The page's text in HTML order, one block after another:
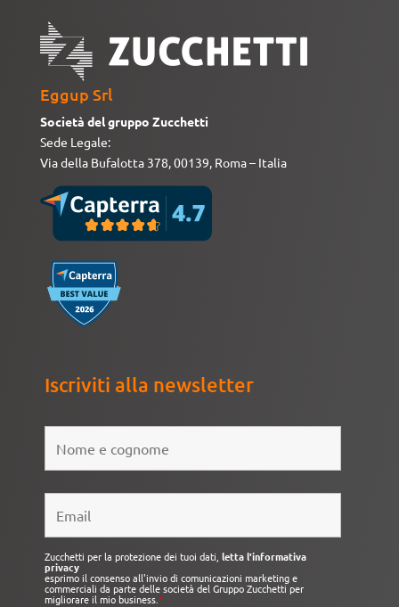
Eggup Srl
Società del gruppo Zucchetti
Sede Legale:
Via della Bufalotta 378, 00139, Roma – Italia
Iscriviti alla newsletter
Zucchetti per la protezione dei tuoi dati, letta l'informativa
privacy
esprimo il consenso all'invio di comunicazioni marketing e
commerciali da parte delle società del Gruppo Zucchetti per
migliorare il mio business.*